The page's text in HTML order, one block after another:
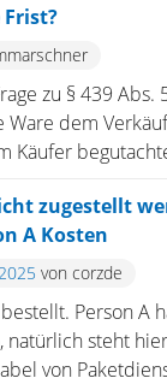
zu § 439
dem
Käufer
zugestellt
A Kosten
von corzde
Person
steht
von